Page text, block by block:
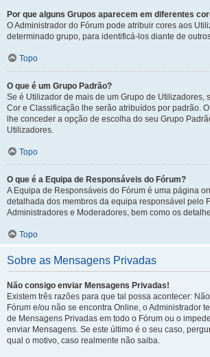
Por que alguns Grupos aparecem em diferentes
O Administrador do Fórum pode atribuir cores aos
determinado grupo, para identificá-los diante de
Topo
O que é um Grupo Padrão?
Se é Utilizador de mais de um Grupo de Utilizadores,
Cor e Classificação lhe serão atribuídos por padrão.
lhe conceder a opção de escolha do seu Grupo
Utilizadores.
Topo
O que é a Equipa de Responsáveis do Fórum?
A Equipa de Responsáveis do Fórum é uma página
detalhada dos membros da equipa responsável pelo
Administradores e Moderadores, bem como os
Topo
Sobre as Mensagens Privadas
Não consigo enviar Mensagens Privadas!
Existem três razões para que tal possa acontecer:
Fórum e/ou não se encontra Online, o Administrador
de Mensagens Privadas em todo o Fórum ou o
enviar Mensagens. Se este último é o seu caso,
qual o motivo, caso realmente não saiba.